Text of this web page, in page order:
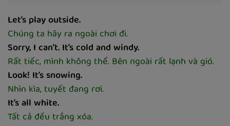
Let’s play outside.
Chúng ta hãy ra ngoài chơi đi.
Sorry, I can’t. It’s cold and windy.
Rất tiếc, mình không thể. Bên ngoài rất lạnh và gió.
Look! It’s snowing.
Nhìn kìa, tuyết đang rơi.
It’s all white.
Tất cả đều trắng xóa.